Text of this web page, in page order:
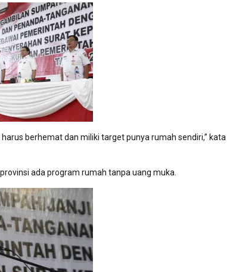
berhemat dan miliki target punya rumah sendiri,” kata
ada program rumah tanpa uang muka.